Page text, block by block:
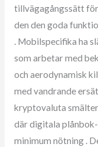
tillvägagångssätt
den den goda
. Mobilspecifika ha
som arbetar med
och aerodynamisk
med vandrande
kryptovaluta
där digitala
minimum nötning .